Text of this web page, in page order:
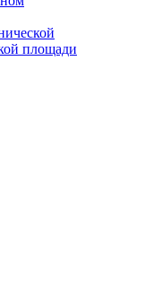
площади